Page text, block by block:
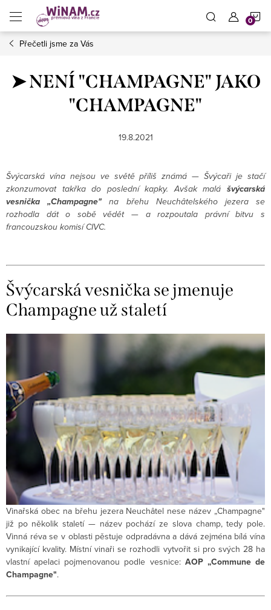
obsah
Přečetli jsme za Vás
➤ NENÍ "CHAMPAGNE" JAKO
"CHAMPAGNE"
19.8.2021
Švýcarská vína nejsou ve světě příliš známá — Švýcaři je stačí
zkonzumovat takřka do poslední kapky. Avšak malá švýcarská
vesnička „Champagne" na břehu Neuchâtelského jezera se
rozhodla dát o sobě vědět — a rozpoutala právní bitvu s
francouzskou komisí CIVC.
Švýcarská vesnička se jmenuje
Champagne už staletí
Vinařská obec na břehu jezera Neuchâtel nese název „Champagne"
již po několik staletí — název pochází ze slova champ, tedy pole.
Vinná réva se v oblasti pěstuje odpradávna a dává zejména bílá vína
vynikající kvality. Místní vinaři se rozhodli vytvořit si pro svých 28 ha
vlastní apelaci pojmenovanou podle vesnice: AOP „Commune de
Champagne".